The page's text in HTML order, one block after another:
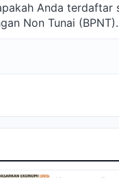
Anda terdaftar
Non Tunai (BPNT).